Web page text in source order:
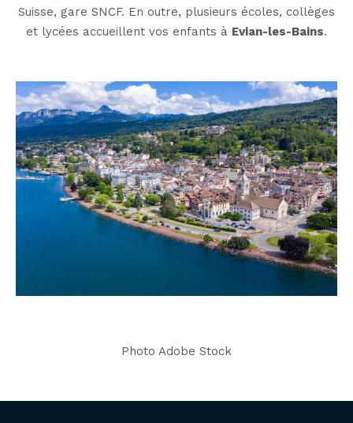
Suisse, gare SNCF. En outre, plusieurs écoles, collèges
et lycées accueillent vos enfants à Evian-les-Bains.
Photo Adobe Stock